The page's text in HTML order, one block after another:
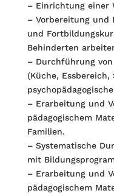
– Einrichtung einer
– Vorbereitung und
und
Behinderten
– Durchführung
(Küche,
– Erarbeitung und
pädagogischem
Familien.
– Systematische
mit
– Erarbeitung und
pädagogischem